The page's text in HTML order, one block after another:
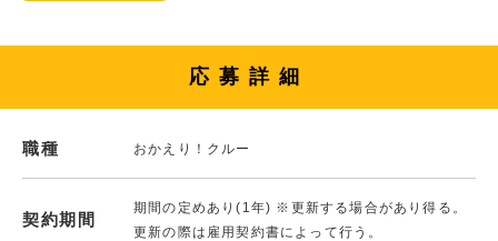
応募詳細
職種 おかえり！クルー
契約期間
期間の定めあり(1年) ※更新する場合があり得る。
更新の際は雇用契約書によって行う。